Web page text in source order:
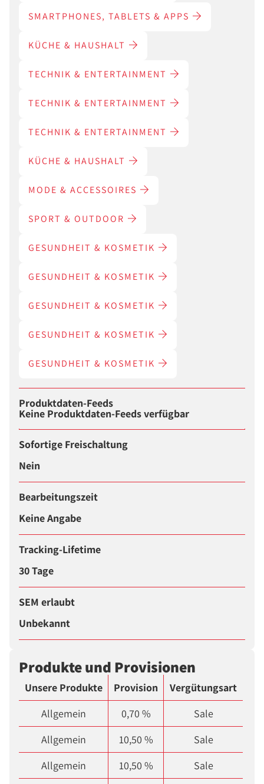
SMARTPHONES, TABLETS & APPS
KÜCHE & HAUSHALT
TECHNIK & ENTERTAINMENT
TECHNIK & ENTERTAINMENT
TECHNIK & ENTERTAINMENT
KÜCHE & HAUSHALT
MODE & ACCESSOIRES
SPORT & OUTDOOR
GESUNDHEIT & KOSMETIK
GESUNDHEIT & KOSMETIK
GESUNDHEIT & KOSMETIK
GESUNDHEIT & KOSMETIK
GESUNDHEIT & KOSMETIK
Produktdaten-Feeds
Keine Produktdaten-Feeds verfügbar
Sofortige Freischaltung
Nein
Bearbeitungszeit
Keine Angabe
Tracking-Lifetime
30 Tage
SEM erlaubt
Unbekannt
Produkte und Provisionen
Unsere Produkte Provision
Vergütungsart
Allgemein
0,70 %
Sale
Allgemein
10,50 %
Sale
Allgemein
10,50 %
Sale